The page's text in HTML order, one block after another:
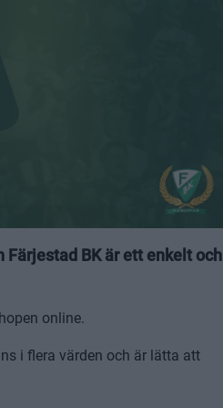
Färjestad BK är ett enkelt och
online.
i flera värden och är lätta att